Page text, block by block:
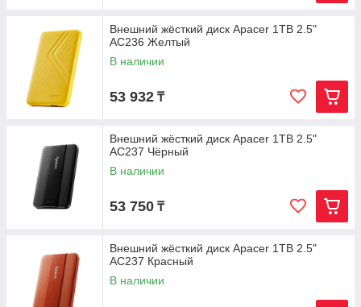
Внешний жёсткий диск Apacer 1TB 2.5"
AC236 Желтый
В наличии
53 932 ₸
Внешний жёсткий диск Apacer 1TB 2.5"
AC237 Чёрный
В наличии
53 750 ₸
Внешний жёсткий диск Apacer 1TB 2.5"
AC237 Красный
В наличии